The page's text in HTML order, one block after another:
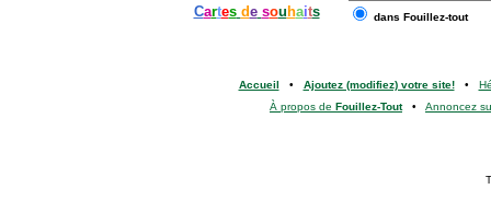
Cartes de sou haits dans Fouillez-tout
Accueil • Ajoutez (modifiez) votre site!•
À propos de Fouillez-Tout• Annoncez